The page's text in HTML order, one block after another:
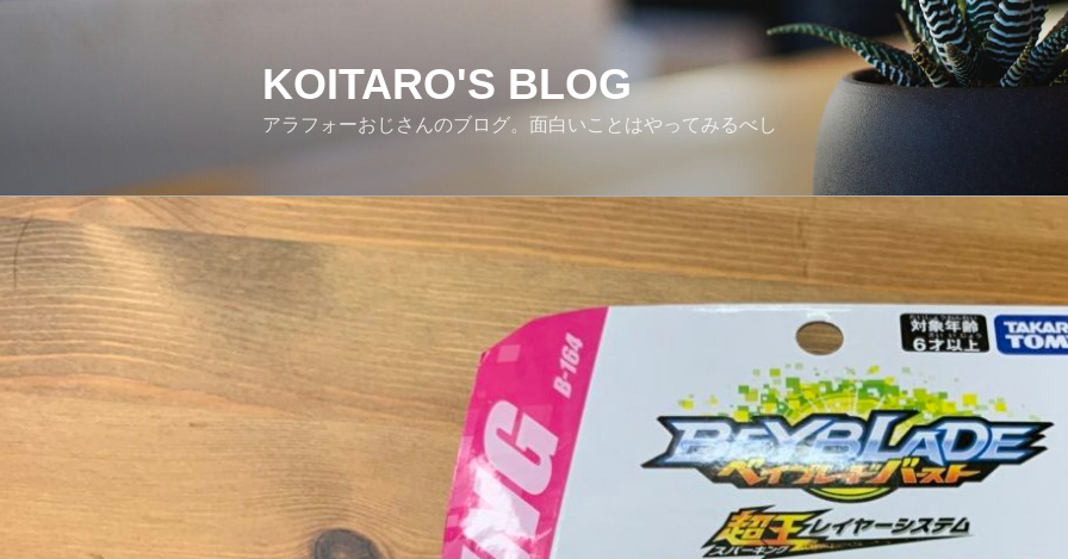
キ
ッ
プ
KOITARO'S BLOG
アラフォーおじさんのブログ。面白いことはやってみるべし